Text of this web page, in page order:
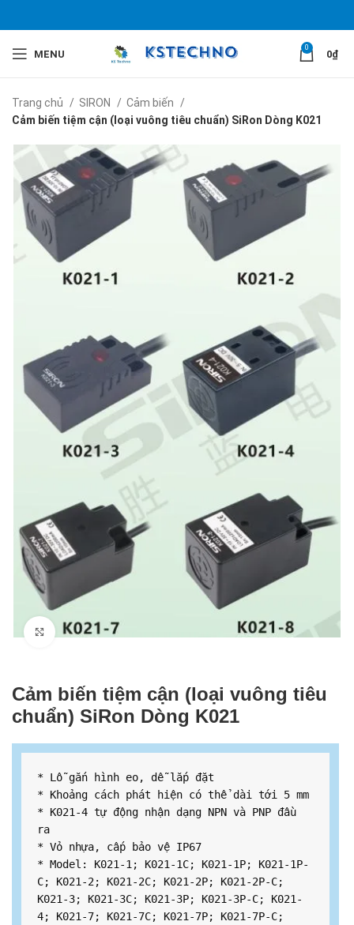
MENU
0
0₫
Trang chủ SIRON
Cảm biến
Cảm biến tiệm cận (loại vuông tiêu chuẩn) SiRon Dòng K021
Click to enlarge
Cảm biến tiệm cận (loại vuông tiêu
chuẩn) SiRon Dòng K021
* Lỗ gắn hình eo, dễ lắp đặt
* Khoảng cách phát hiện có thể dài tới 5 mm
* K021-4 tự động nhận dạng NPN và PNP đầu
ra
* Vỏ nhựa, cấp bảo vệ IP67
* Model: K021-1; K021-1C; K021-1P; K021-1P-
C; K021-2; K021-2C; K021-2P; K021-2P-C;
K021-3; K021-3C; K021-3P; K021-3P-C; K021-
4; K021-7; K021-7C; K021-7P; K021-7P-C;